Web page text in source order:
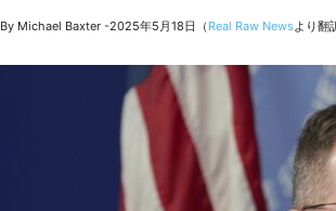
By Michael Baxter -2025年5月18日（ Real Raw Newsより翻